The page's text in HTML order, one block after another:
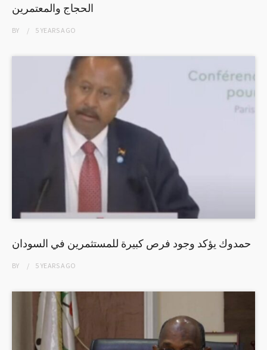
الحجاج والمعتمرين
BY 5 YEARSAGO
حمدوك يؤكد وجود فرص كبيرة للمستثمرين في السودان
BY 5 YEARSAGO